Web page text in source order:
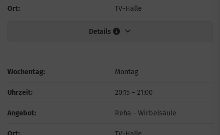
Ort: TV-Halle
Details
Wochentag: Montag
Uhrzeit: 20:15 – 21:00
Angebot: Reha - Wirbelsäule